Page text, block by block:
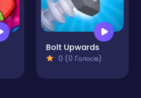
Bolt Upwards
0 (0 Голосів)